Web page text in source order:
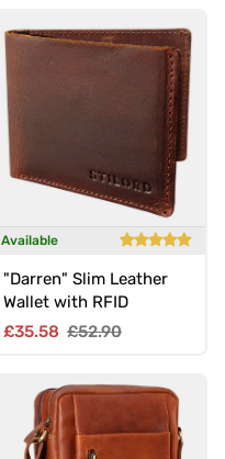
Available
"Darren" Slim Leather
Wallet with RFID
Sale price
£35.58 Regular price
£52.90